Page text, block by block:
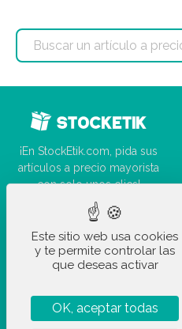
¡En StockEtik.com, pida sus
artículos a precio mayorista
con solo unos clics!
NUESTROS PRODUCTOS
Accesorio de coche
Este sitio web usa cookies
y te permite controlar las
que deseas activar
OK, aceptar todas